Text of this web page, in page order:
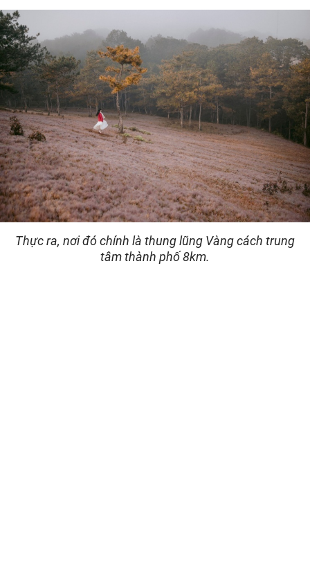
Thực ra, nơi đó chính là thung lũng Vàng cách trung
tâm thành phố 8km.